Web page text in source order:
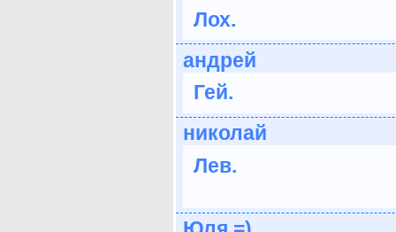
Лох.
андрей
Гей.
николай
Лев.